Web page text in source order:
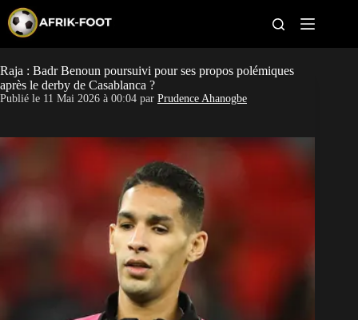
p
t
o
c
o
t
CAN féminine
Pays
Clubs
Classement
Paris sportifs
Raja : Badr Benoun poursuivi pour ses propos polémiques
après le derby de Casablanca ?
Publié le 11 Mai 2026 à 00:04 par Prudence Ahanogbe